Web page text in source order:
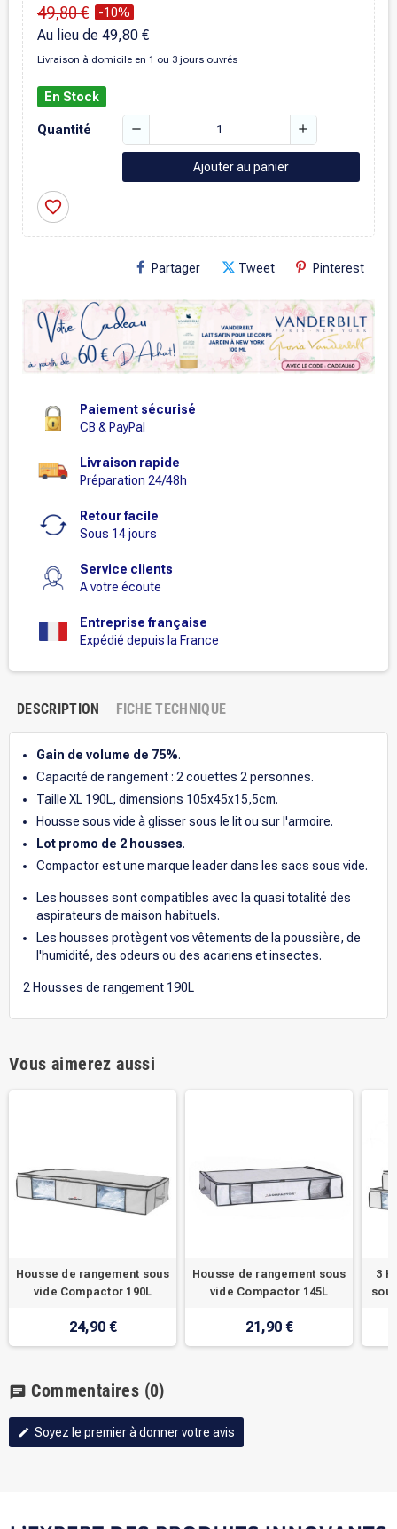
49,80 € -10%
Au lieu de 49,80 €
Livraison à domicile en 1 ou 3 jours ouvrés
En Stock
Quantité remove add
Ajouter au panier
favorite_border
Partager Tweet Pinterest
Paiement sécurisé
CB & PayPal
Livraison rapide
Préparation 24/48h
Retour facile
Sous 14 jours
Service clients
A votre écoute
Entreprise française
Expédié depuis la France
DESCRIPTION FICHE TECHNIQUE
Gain de volume de 75%.
Capacité de rangement : 2 couettes 2 personnes.
Taille XL 190L, dimensions 105x45x15,5cm.
Housse sous vide à glisser sous le lit ou sur l'armoire.
Lot promo de 2 housses.
Compactor est une marque leader dans les sacs sous vide.
Les housses sont compatibles avec la quasi totalité des
aspirateurs de maison habituels.
Les housses protègent vos vêtements de la poussière, de
l'humidité, des odeurs ou des acariens et insectes.
2 Housses de rangement 190L
Vous aimerez aussi
Housse de rangement sous
vide Compactor 190L
24,90 €
Housse de rangement sous
vide Compactor 145L
21,90 €
3
chat Commentaires (0)
edit Soyez le premier à donner votre avis